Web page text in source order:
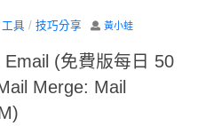
具 / 技巧分享 黃小蛙
(免費版每日 50
Merge: Mail